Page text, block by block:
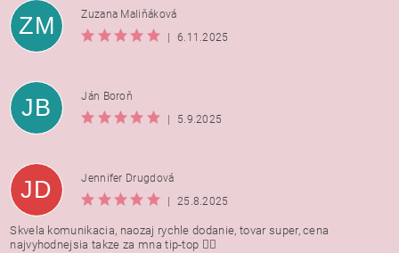
ZM
Zuzana Maliňáková
6.11.2025
JB
Ján Boroň
5.9.2025
JD
Jennifer Drugdová
25.8.2025
Skvela komunikacia, naozaj rychle dodanie, tovar super, cena
najvyhodnejsia takze za mna tip-top 👍🏻